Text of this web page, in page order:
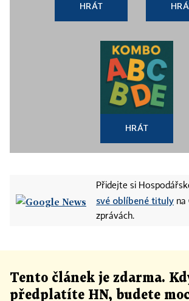
HRÁT
HRÁT
Přidejte si
své oblíbené tituly na
zprávách.
Tento článek je zdarma.
předplatíte HN, budete